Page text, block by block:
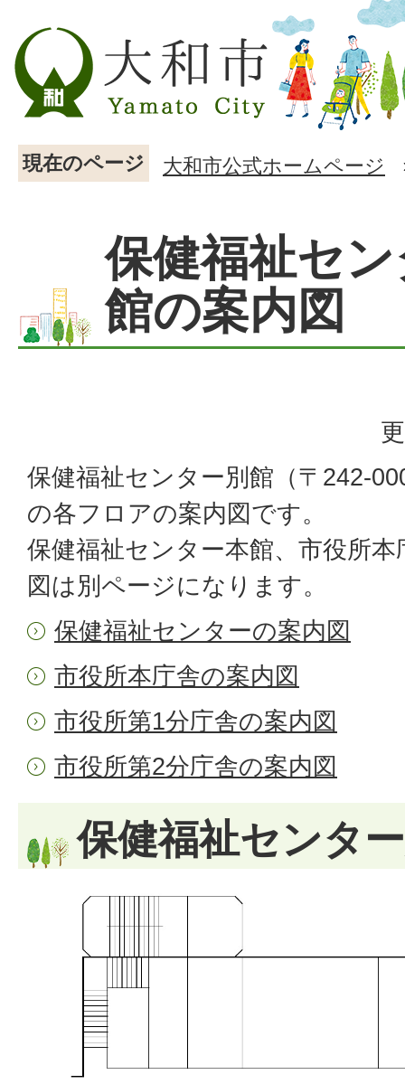
現在のページ 大和市公式ホームページ
保健福祉セ
館の案内図
保健福祉センター別館（〒242-
の各フロアの案内図です。
保健福祉センター本館、市役所
図は別ページになります。
保健福祉センターの案内図
市役所本庁舎の案内図
市役所第1分庁舎の案内図
市役所第2分庁舎の案内図
保健福祉センタ